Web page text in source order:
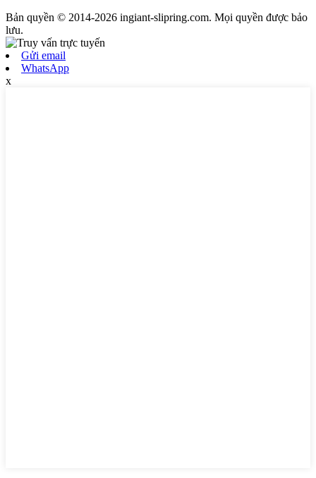
Bản quyền © 2014-2026 ingiant-slipring.com. Mọi quyền được bảo
lưu.
Gửi email
WhatsApp
x